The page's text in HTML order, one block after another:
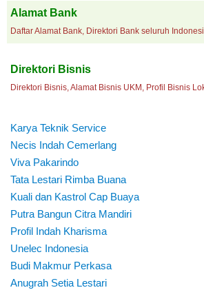
Alamat Bank
Daftar Alamat Bank, Direktori Bank seluruh
Direktori Bisnis
Direktori Bisnis, Alamat Bisnis UKM, Profil Bisnis
Karya Teknik Service
Necis Indah Cemerlang
Viva Pakarindo
Tata Lestari Rimba Buana
Kuali dan Kastrol Cap Buaya
Putra Bangun Citra Mandiri
Profil Indah Kharisma
Unelec Indonesia
Budi Makmur Perkasa
Anugrah Setia Lestari